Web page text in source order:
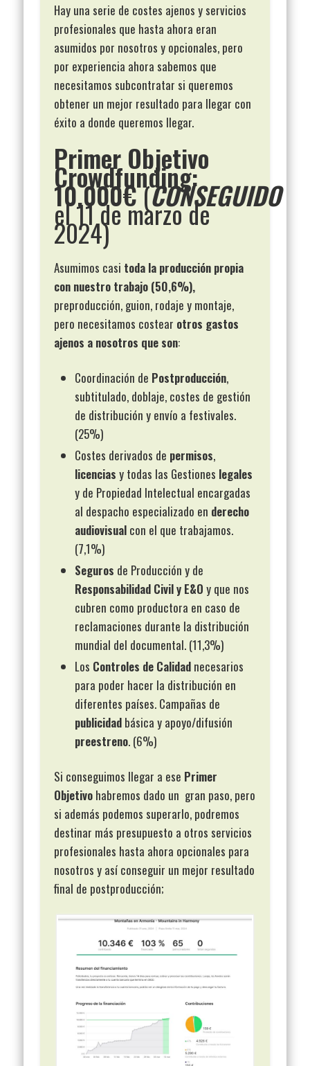
Hay una serie de costes ajenos y servicios
profesionales que hasta ahora eran
asumidos por nosotros y opcionales, pero
por experiencia ahora sabemos que
necesitamos subcontratar si queremos
obtener un mejor resultado para llegar con
éxito a donde queremos llegar.
Primer Objetivo
Crowdfunding:
10.000€(CONSEGUIDO
el 11 de marzo de
2024)
Asumimos casi toda la producción propia
con nuestro trabajo (50,6%),
preproducción, guion, rodaje y montaje,
pero necesitamos costear otros gastos
ajenos a nosotros que son:
Coordinación de Postproducción,
subtitulado, doblaje, costes de gestión
de distribución y envío a festivales.
(25%)
Costes derivados de permisos,
licencias y todas las Gestiones legales
y de Propiedad Intelectual encargadas
al despacho especializado en derecho
audiovisual con el que trabajamos.
(7,1%)
Seguros de Producción y de
Responsabilidad Civil y E&O y que nos
cubren como productora en caso de
reclamaciones durante la distribución
mundial del documental. (11,3%)
Los Controles de Calidad necesarios
para poder hacer la distribución en
diferentes países. Campañas de
publicidad básica y apoyo/difusión
preestreno. (6%)
Si conseguimos llegar a ese Primer
Objetivo habremos dado un gran paso, pero
si además podemos superarlo, podremos
destinar más presupuesto a otros servicios
profesionales hasta ahora opcionales para
nosotros y así conseguir un mejor resultado
final de postproducción;